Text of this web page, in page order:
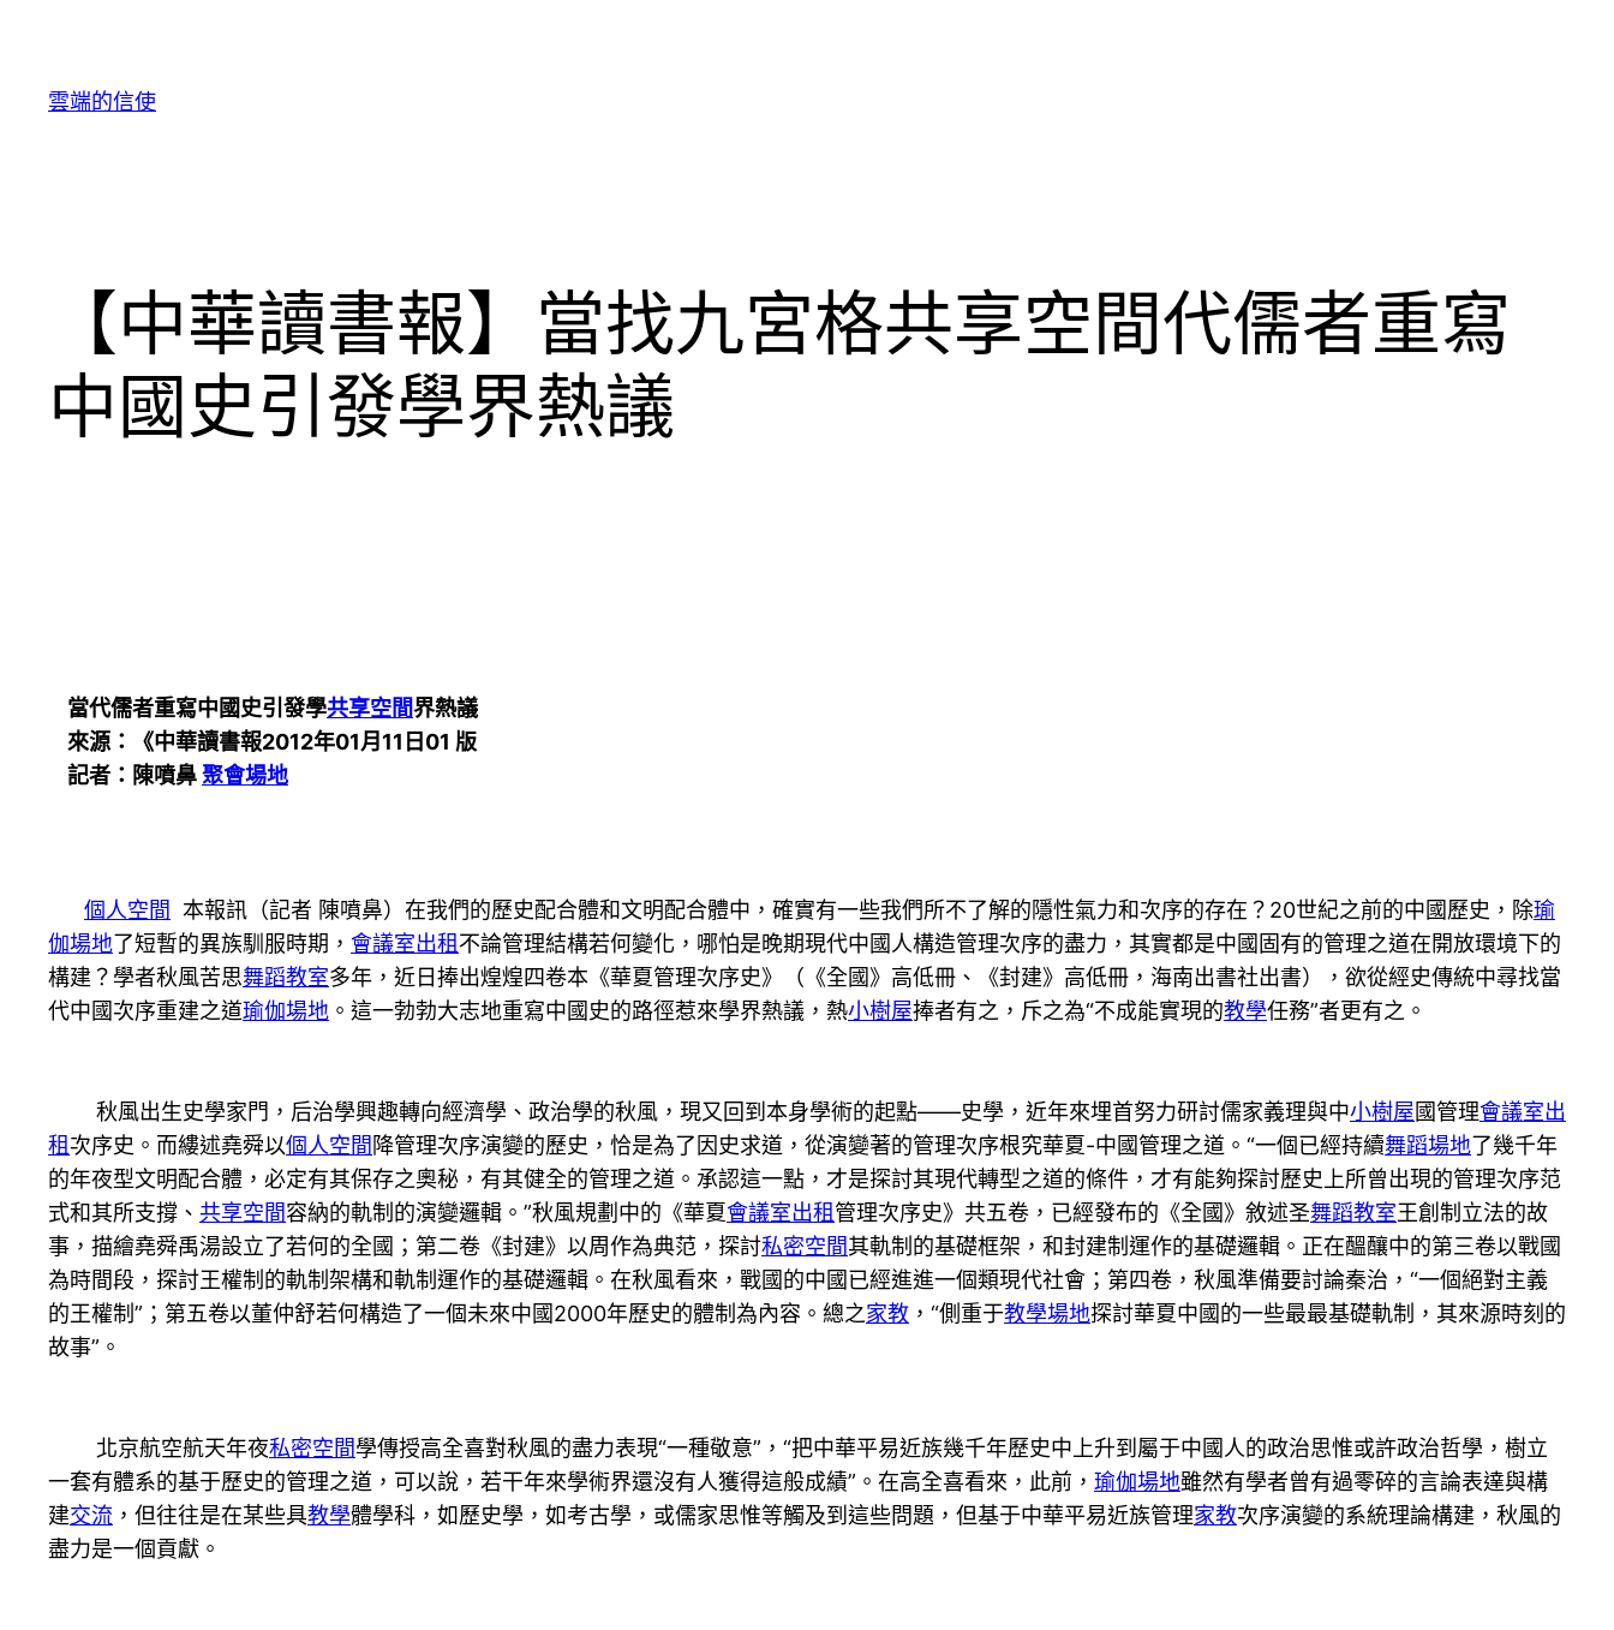
雲端的信使
【中華讀書報】當找九宮格共享空間代儒者重寫
中國史引發學界熱議
當代儒者重寫中國史引發學共享空間界熱議
來源：《中華讀書報2012年01月11日01 版
記者：陳噴鼻聚會場地
個人空間 本報訊（記者 陳噴鼻）在我們的歷史配合體和文明配合體中，確實有一些我們所不了解的隱性氣力和次序的存在？20世紀之前的中國歷史，除瑜
伽場地了短暫的異族馴服時期， 會議室出租不論管理結構若何變化，哪怕是晚期現代中國人構造管理次序的盡力，其實都是中國固有的管理之道在開放環境下的
構建？學者秋風苦思舞蹈教室多年，近日捧出煌煌四卷本《華夏管理次序史》（《全國》高低冊、《封建》高低冊，海南出書社出書），欲從經史傳統中尋找當
代中國次序重建之道瑜伽場地 。這一勃勃大志地重寫中國史的路徑惹來學界熱議，熱小樹屋捧者有之，斥之為“不成能實現的教學任務”者更有之。
秋風出生史學家門，后治學興趣轉向經濟學、政治學的秋風，現又回到本身學術的起點——史學，近年來埋首努力研討儒家義理與中小樹屋國管理會議室出
租次序史。而縷述堯舜以個人空間降管理次序演變的歷史，恰是為了因史求道，從演變著的管理次序根究華夏-中國管理之道。“一個已經持續舞蹈場地了幾千年
的年夜型文明配合體，必定有其保存之奧秘，有其健全的管理之道。承認這一點，才是探討其現代轉型之道的條件，才有能夠探討歷史上所曾出現的管理次序范
式和其所支撐、 共享空間容納的軌制的演變邏輯。”秋風規劃中的《華夏會議室出租管理次序史》共五卷，已經發布的《全國》敘述圣舞蹈教室王創制立法的故
事，描繪堯舜禹湯設立了若何的全國；第二卷《封建》以周作為典范，探討私密空間其軌制的基礎框架，和封建制運作的基礎邏輯。正在醞釀中的第三卷以戰國
為時間段，探討王權制的軌制架構和軌制運作的基礎邏輯。在秋風看來，戰國的中國已經進進一個類現代社會；第四卷，秋風準備要討論秦治，“一個絕對主義
的王權制”；第五卷以董仲舒若何構造了一個未來中國2000年歷史的體制為內容。總之家教 ，“側重于教學場地探討華夏中國的一些最最基礎軌制，其來源時刻的
故事”。
北京航空航天年夜私密空間學傳授高全喜對秋風的盡力表現“一種敬意”，“把中華平易近族幾千年歷史中上升到屬于中國人的政治思惟或許政治哲學，樹立
一套有體系的基于歷史的管理之道，可以說，若干年來學術界還沒有人獲得這般成績”。在高全喜看來，此前， 瑜伽場地雖然有學者曾有過零碎的言論表達與構
建交流 ，但往往是在某些具教學體學科，如歷史學，如考古學，或儒家思惟等觸及到這些問題，但基于中華平易近族管理家教次序演變的系統理論構建，秋風的
盡力是一個貢獻。